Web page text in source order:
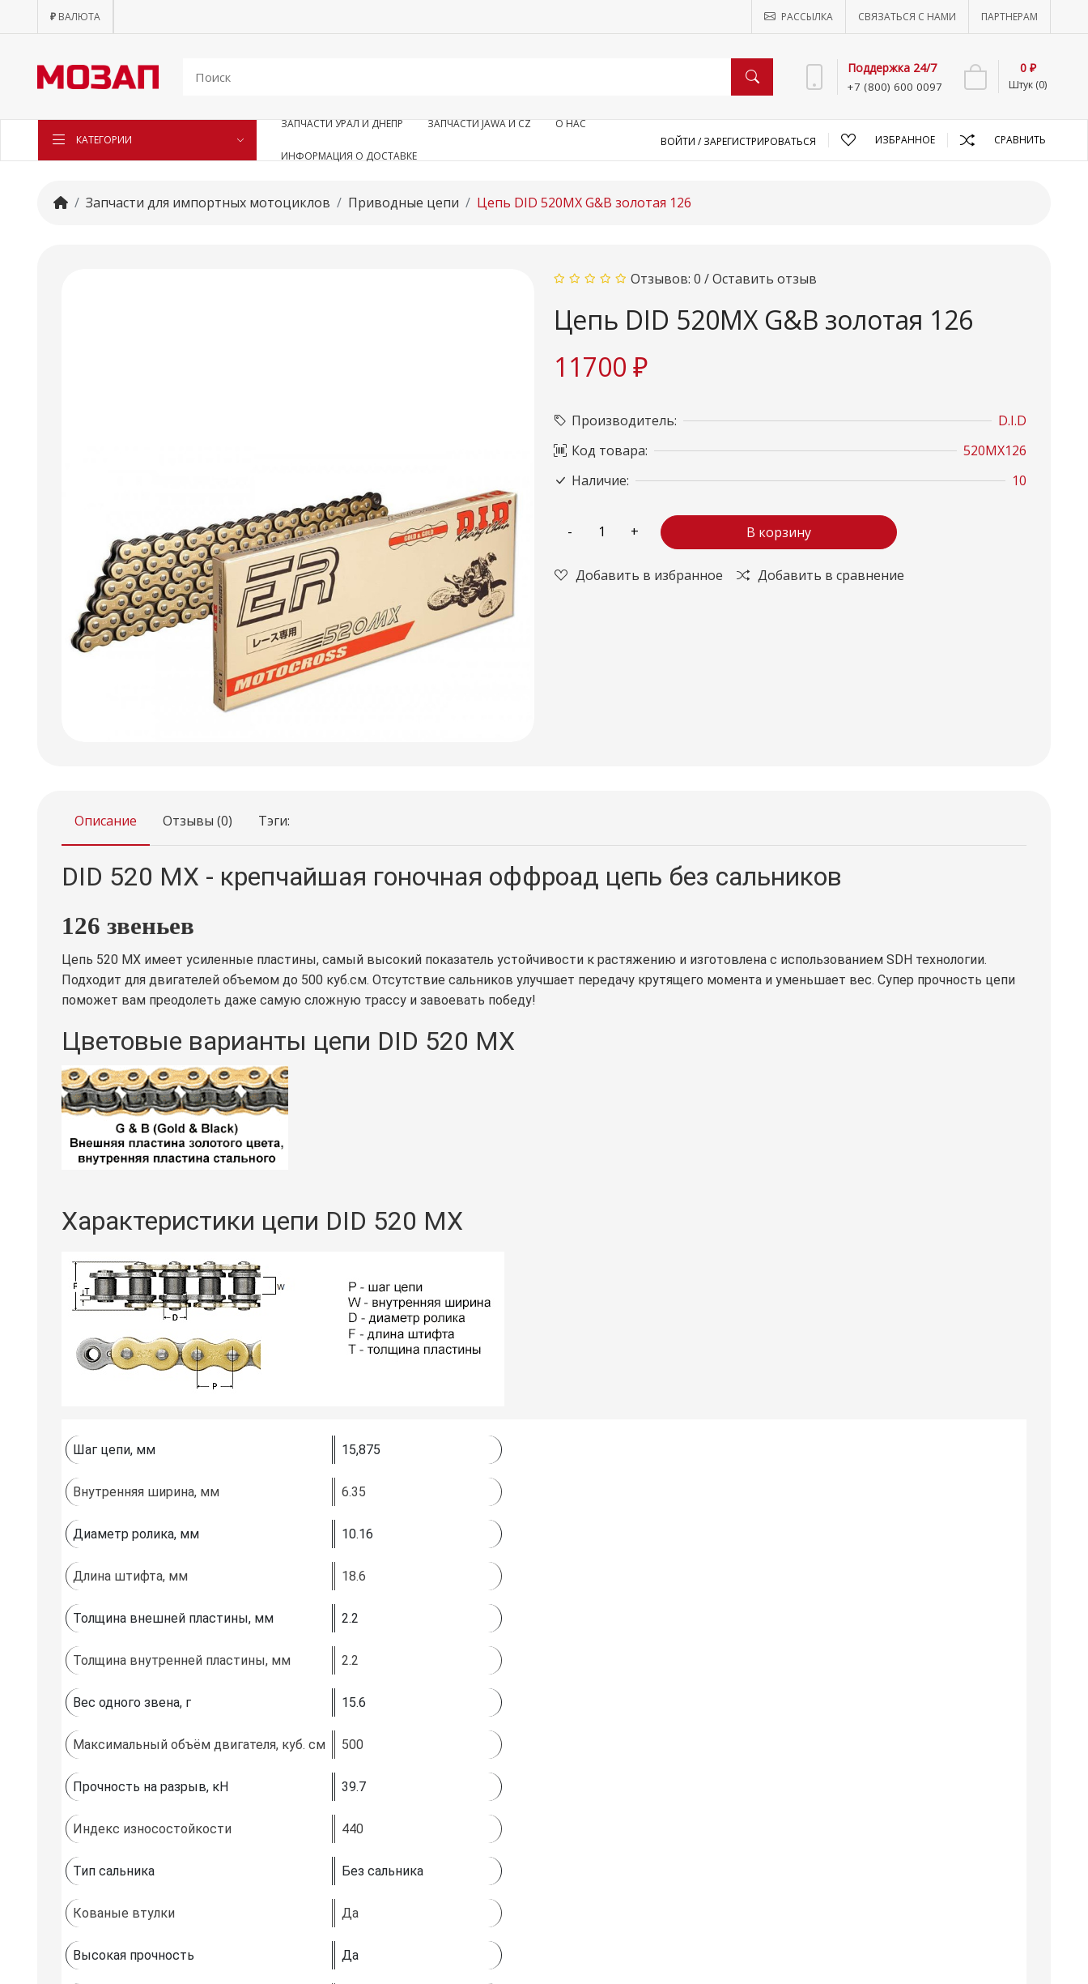
₽ ВАЛЮТА РАССЫЛКА СВЯЗАТЬСЯ С НАМИ ПАРТНЕРАМ
Поддержка 24/7
+7 (800) 600 0097 Штук (0)
0 ₽
КАТЕГОРИИ
ЗАПЧАСТИ УРАЛ И ДНЕПР ЗАПЧАСТИ JAWA И CZ О НАС
ИНФОРМАЦИЯ О ДОСТАВКЕ
ВОЙТИ /ЗАРЕГИСТРИРОВАТЬСЯ ИЗБРАННОЕ СРАВНИТЬ
Запчасти для импортных мотоциклов Приводные цепи Цепь DID 520MX G&B золотая 126
Отзывов: 0 /Оставить отзыв
Цепь DID 520MX G&B золотая 126
11700 ₽
Производитель:
D.I.D
Код товара:
520MX126
Наличие:
10
В корзину
Добавить в избранное Добавить в сравнение
Описание Отзывы (0) Тэги:
DID 520 MX - крепчайшая гоночная оффроад цепь без сальников
126 звеньев
Цепь 520 MX имеет усиленные пластины, самый высокий показатель устойчивости к растяжению и изготовлена с использованием SDH технологии.
Подходит для двигателей объемом до 500 куб.см. Отсутствие сальников улучшает передачу крутящего момента и уменьшает вес. Супер прочность цепи
поможет вам преодолеть даже самую сложную трассу и завоевать победу!
Цветовые варианты цепи DID 520 MX
Характеристики цепи DID 520 MX
Шаг цепи, мм 15,875
Внутренняя ширина, мм 6.35
Диаметр ролика, мм 10.16
Длина штифта, мм 18.6
Толщина внешней пластины, мм 2.2
Толщина внутренней пластины, мм 2.2
Вес одного звена, г 15.6
Максимальный объём двигателя, куб. см 500
Прочность на разрыв, кН 39.7
Индекс износостойкости 440
Тип сальника Без сальника
Кованые втулки Да
Высокая прочность Да